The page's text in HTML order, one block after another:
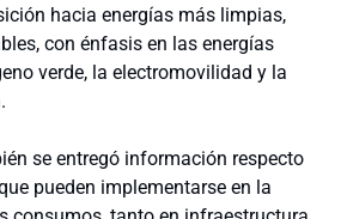
hacia energías más limpias,
con énfasis en las energías
verde, la electromovilidad y la
se entregó información respecto
pueden implementarse en la